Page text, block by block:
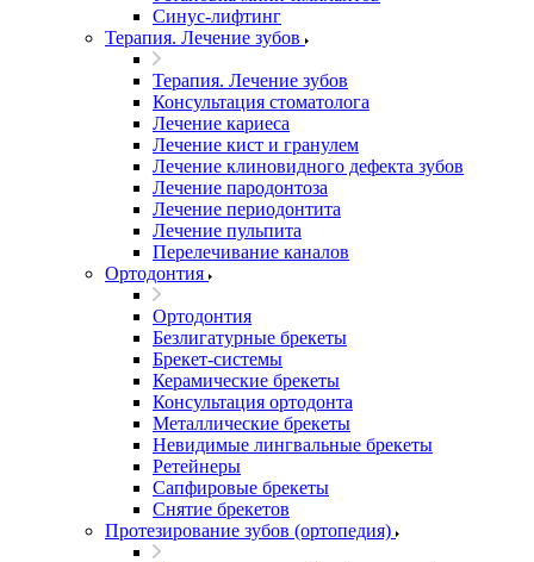
Синус-лифтинг
Терапия. Лечение зубов
Терапия. Лечение зубов
Консультация стоматолога
Лечение кариеса
Лечение кист и гранулем
Лечение клиновидного дефекта зубов
Лечение пародонтоза
Лечение периодонтита
Лечение пульпита
Перелечивание каналов
Ортодонтия
Ортодонтия
Безлигатурные брекеты
Брекет-системы
Керамические брекеты
Консультация ортодонта
Металлические брекеты
Невидимые лингвальные брекеты
Ретейнеры
Сапфировые брекеты
Снятие брекетов
Протезирование зубов (ортопедия)